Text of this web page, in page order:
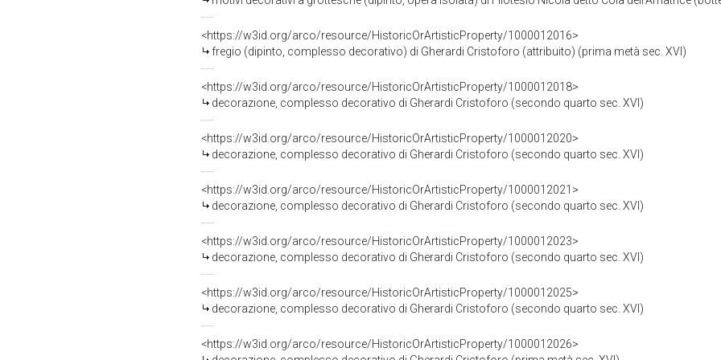
<https://w3id.org/arco/resource/HistoricOrArtisticProperty/1000012016>
fregio (dipinto, complesso decorativo) di Gherardi Cristoforo (attribuito) (prima metà sec. XVI)
<https://w3id.org/arco/resource/HistoricOrArtisticProperty/1000012018>
decorazione, complesso decorativo di Gherardi Cristoforo (secondo quarto sec. XVI)
<https://w3id.org/arco/resource/HistoricOrArtisticProperty/1000012020>
decorazione, complesso decorativo di Gherardi Cristoforo (secondo quarto sec. XVI)
<https://w3id.org/arco/resource/HistoricOrArtisticProperty/1000012021>
decorazione, complesso decorativo di Gherardi Cristoforo (secondo quarto sec. XVI)
<https://w3id.org/arco/resource/HistoricOrArtisticProperty/1000012023>
decorazione, complesso decorativo di Gherardi Cristoforo (secondo quarto sec. XVI)
<https://w3id.org/arco/resource/HistoricOrArtisticProperty/1000012025>
decorazione, complesso decorativo di Gherardi Cristoforo (secondo quarto sec. XVI)
<https://w3id.org/arco/resource/HistoricOrArtisticProperty/1000012026>